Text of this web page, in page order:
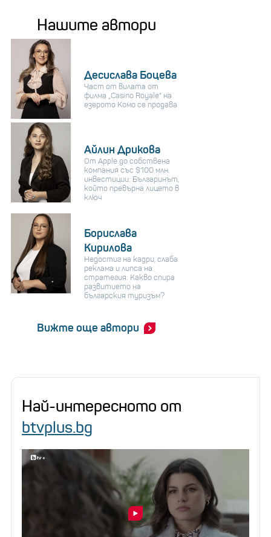
Нашите автори
Десислава Боцева
Част от вилата от
филма „Casino Royale“ на
езерото Комо се продава
Айлин Дрикова
От Apple до собствена
компания със $100 млн.
инвестиции: Българинът,
който превърна лицето в
ключ
Борислава
Кирилова
Недостиг на кадри, слаба
реклама и липса на
стратегия: Какво спира
развитието на
българския туризъм?
Вижте още автори
Най-интересното от
btvplus.bg